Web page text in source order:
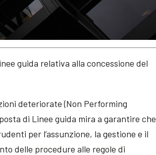
guida relativa alla concessione del
deteriorate (Non Performing
di Linee guida mira a garantire che
per l’assunzione, la gestione e il
delle procedure alle regole di